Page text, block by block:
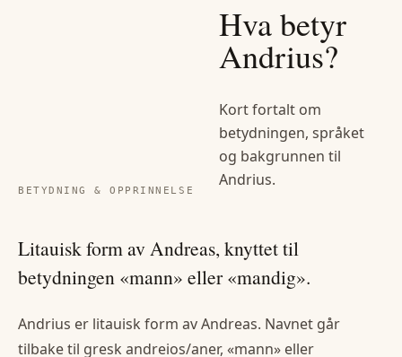
BETYDNING & OPPRINNELSE
Hva betyr
Andrius?
Kort fortalt om
betydningen, språket
og bakgrunnen til
Andrius.
Litauisk form av Andreas, knyttet til
betydningen «mann» eller «mandig».
Andrius er litauisk form av Andreas. Navnet går
tilbake til gresk andreios/aner, «mann» eller